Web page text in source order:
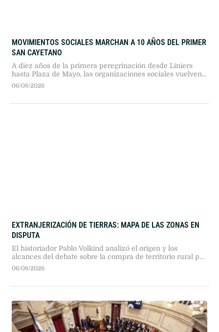
MOVIMIENTOS SOCIALES MARCHAN A 10 AÑOS DEL PRIMER
SAN CAYETANO
A diez años de la primera peregrinación desde Liniers
hasta Plaza de Mayo, las organizaciones sociales vuelven
a marchar este 7 de agosto. La UTEP, la CGT y las CTA
06/08/2026
EXTRANJERIZACIÓN DE TIERRAS: MAPA DE LAS ZONAS EN
DISPUTA
El historiador Pablo Volkind analizó el origen y los
alcances del debate sobre la compra de territorio rural por
capitales extranjeros. Tras la decisión del Senado de
06/08/2026